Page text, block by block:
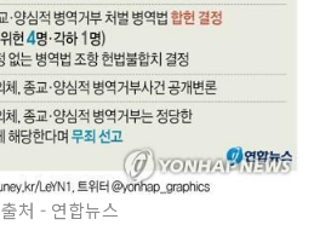
출처 - 연합뉴스